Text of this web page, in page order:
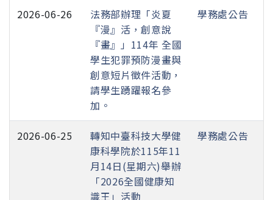
2026-06-26
法務部辦理「炎夏
『漫』活，創意說
『畫』」114年 全國
學生犯罪預防漫畫與
創意短片徵件活動，
請學生踴躍報名參
加。
學務處公告
2026-06-25
轉知中臺科技大學健
康科學院於115年11
月14日(星期六)舉辦
「2026全國健康知
識王」活動
學務處公告